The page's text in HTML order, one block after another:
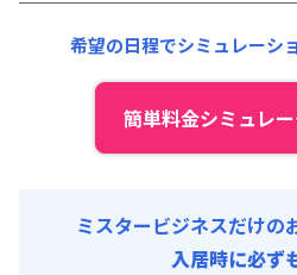
希望の日程でシミュレーシ
簡単料金シミュレ
ミスタービジネスだけの
入居時に必ず